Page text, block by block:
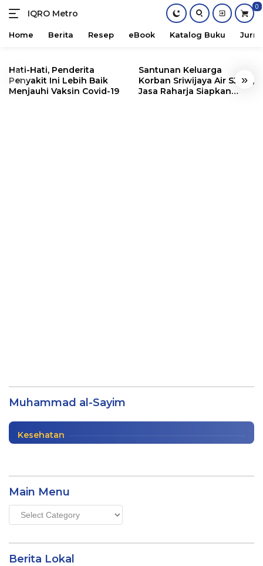
content
IQRO Metro
Lets
Bright
0
Home Berita Resep eBook Katalog Buku
« »
Hati-Hati, Penderita
Penyakit Ini Lebih Baik
Menjauhi Vaksin Covid-19
Santunan Keluarga
Korban Sriwijaya Air SJ182,
Jasa Raharja Siapkan
Muhammad al-Sayim
Muhammad al-Sayim
Buku| 04/01/2024
Kesehatan
Main Menu
Main
Menu
Berita Lokal